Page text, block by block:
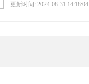
更新时间: 2024-08-31 14:18:04